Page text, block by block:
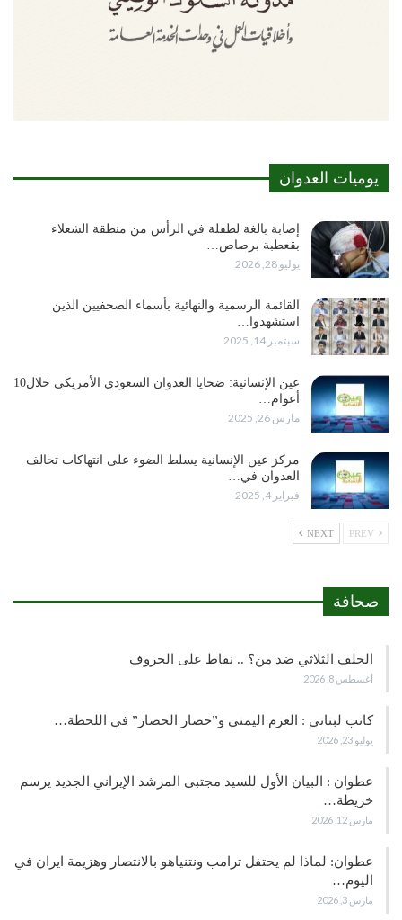
يوميات العدوان
إصابة بالغة لطفلة في الرأس من منطقة الشعلاء
بقعطبة برصاص…
يوليو 28, 2026
القائمة الرسمية والنهائية بأسماء الصحفيين الذين
استشهدوا…
سبتمبر 14, 2025
عين الإنسانية: ضحايا العدوان السعودي الأمريكي خلال10
أعوام…
مارس 26, 2025
مركز عين الإنسانية يسلط الضوء على انتهاكات تحالف
العدوان في…
فبراير 4, 2025
NEXT
صحافة
الحلف الثلاثي ضد من؟ .. نقاط على الحروف
أغسطس 8, 2026
كاتب لبناني : العزم اليمني و”حصار الحصار” في اللحظة…
يوليو 23, 2026
عطوان : البيان الأول للسيد مجتبى المرشد الإيراني الجديد يرسم
خريطة…
مارس 12, 2026
عطوان: لماذا لم يحتفل ترامب ونتنياهو بالانتصار وهزيمة ايران في
اليوم…
مارس 3, 2026